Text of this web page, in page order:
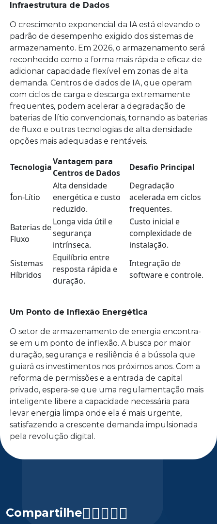
Infraestrutura de Dados
O crescimento exponencial da IA está elevando o
padrão de desempenho exigido dos sistemas de
armazenamento. Em 2026, o armazenamento será
reconhecido como a forma mais rápida e eficaz de
adicionar capacidade flexível em zonas de alta
demanda. Centros de dados de IA, que operam
com ciclos de carga e descarga extremamente
frequentes, podem acelerar a degradação de
baterias de lítio convencionais, tornando as baterias
de fluxo e outras tecnologias de alta densidade
opções mais adequadas e rentáveis.
Tecnologia
Vantagem para
Centros de Dados
Desafio Principal
Íon-Lítio
Alta densidade
energética e custo
reduzido.
Degradação
acelerada em ciclos
frequentes.
Baterias de
Fluxo
Longa vida útil e
segurança
intrínseca.
Custo inicial e
complexidade de
instalação.
Sistemas
Híbridos
Equilíbrio entre
resposta rápida e
duração.
Integração de
software e controle.
Um Ponto de Inflexão Energética
O setor de armazenamento de energia encontra-
se em um ponto de inflexão. A busca por maior
duração, segurança e resiliência é a bússola que
guiará os investimentos nos próximos anos. Com a
reforma de permissões e a entrada de capital
privado, espera-se que uma regulamentação mais
inteligente libere a capacidade necessária para
levar energia limpa onde ela é mais urgente,
satisfazendo a crescente demanda impulsionada
pela revolução digital.
Compartilhe